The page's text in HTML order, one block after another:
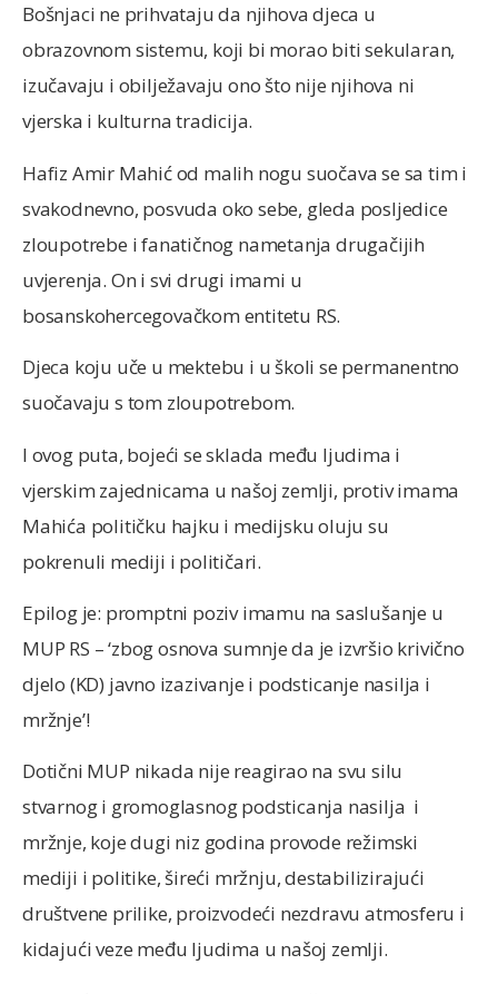
Bošnjaci ne prihvataju da njihova djeca u
obrazovnom sistemu, koji bi morao biti sekularan,
izučavaju i obilježavaju ono što nije njihova ni
vjerska i kulturna tradicija.
Hafiz Amir Mahić od malih nogu suočava se sa tim i
svakodnevno, posvuda oko sebe, gleda posljedice
zloupotrebe i fanatičnog nametanja drugačijih
uvjerenja. On i svi drugi imami u
bosanskohercegovačkom entitetu RS.
Djeca koju uče u mektebu i u školi se permanentno
suočavaju s tom zloupotrebom.
I ovog puta, bojeći se sklada među ljudima i
vjerskim zajednicama u našoj zemlji, protiv imama
Mahića političku hajku i medijsku oluju su
pokrenuli mediji i političari.
Epilog je: promptni poziv imamu na saslušanje u
MUP RS – ‘zbog osnova sumnje da je izvršio krivično
djelo (KD) javno izazivanje i podsticanje nasilja i
mržnje’!
Dotični MUP nikada nije reagirao na svu silu
stvarnog i gromoglasnog podsticanja nasilja i
mržnje, koje dugi niz godina provode režimski
mediji i politike, šireći mržnju, destabilizirajući
društvene prilike, proizvodeći nezdravu atmosferu i
kidajući veze među ljudima u našoj zemlji.